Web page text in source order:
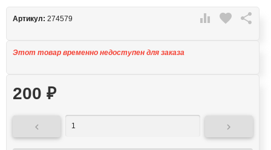
 favorite 
Артикул: 274579
Этот товар временно недоступен для заказа
200 ₽
 